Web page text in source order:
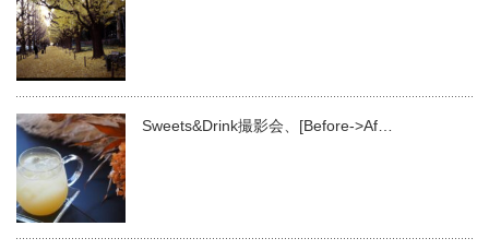
Sweets&Drink撮影会、[Before->Af…